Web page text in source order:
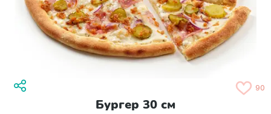
90
Бургер 30 см